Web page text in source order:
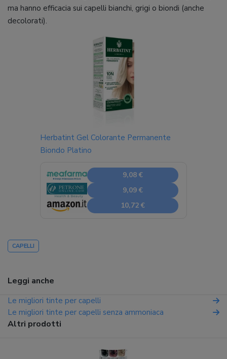
ma hanno efficacia sui capelli bianchi, grigi o biondi (anche
decolorati).
Herbatint Gel Colorante Permanente
Biondo Platino
9,08 €
9,09 €
10,72 €
CAPELLI
Leggi anche
Le migliori tinte per capelli
Le migliori tinte per capelli senza ammoniaca
Altri prodotti